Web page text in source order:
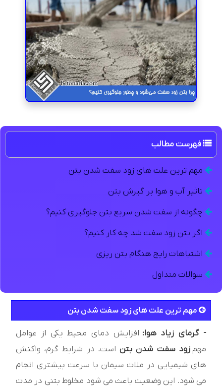
فهرست مطالب
مهم ترین علت های زود سفت شدن بتن
تاثیر آب و هوا بر گیرش بتن
چگونه از سفت شدن سریع بتن جلوگیری کنیم؟
اگر بتن زود سفت شد چه کار کنیم؟
اشتباهات رایج هنگام بتن ریزی
سوالات متداول
مهم ترین علت های زود سفت شدن بتن
- گرمای زیاد هوا: افزایش دمای محیط یکی از عوامل
مهم زود سفت شدن بتن است. در شرایط گرم، واکنش
های شیمیایی در ملات سیمان با سرعت بیشتری انجام
می شود. این وضعیت باعث می شود مخلوط بتنی در مدت